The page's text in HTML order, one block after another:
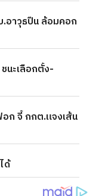
อาวุธปืน ล้อมคอก
นะเลือกตั้ง-
ก จี้ กกต.แจงเส้น
ด้